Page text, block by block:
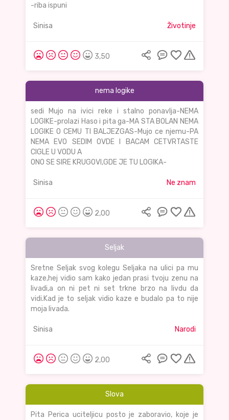
-riba ispuni
Sinisa Životinje
3,50
nema logike
sedi Mujo na ivici reke i stalno ponavlja-NEMA
LOGIKE-prolazi Haso i pita ga-MA STA BOLAN NEMA
LOGIKE O CEMU TI BALJEZGAS-Mujo ce njemu-PA
NEMA EVO SEDIM OVDE I BACAM CETVRTASTE
CIGLE U VODU A
ONO SE SIRE KRUGOVI,GDE JE TU LOGIKA-
Sinisa Ne znam
2,00
Seljak
Sretne Seljak svog kolegu Seljaka na ulici pa mu
kaze,hej vidio sam kako jedan prasi tvoju zenu na
livadi,a on ni pet ni set trkne brzo na livdu da
vidi.Kad je to seljak vidio kaze e budalo pa to nije
moja livada.
Sinisa Narodi
2,00
Slova
Pita Perica uciteljicu posto je zaboravio, koje je